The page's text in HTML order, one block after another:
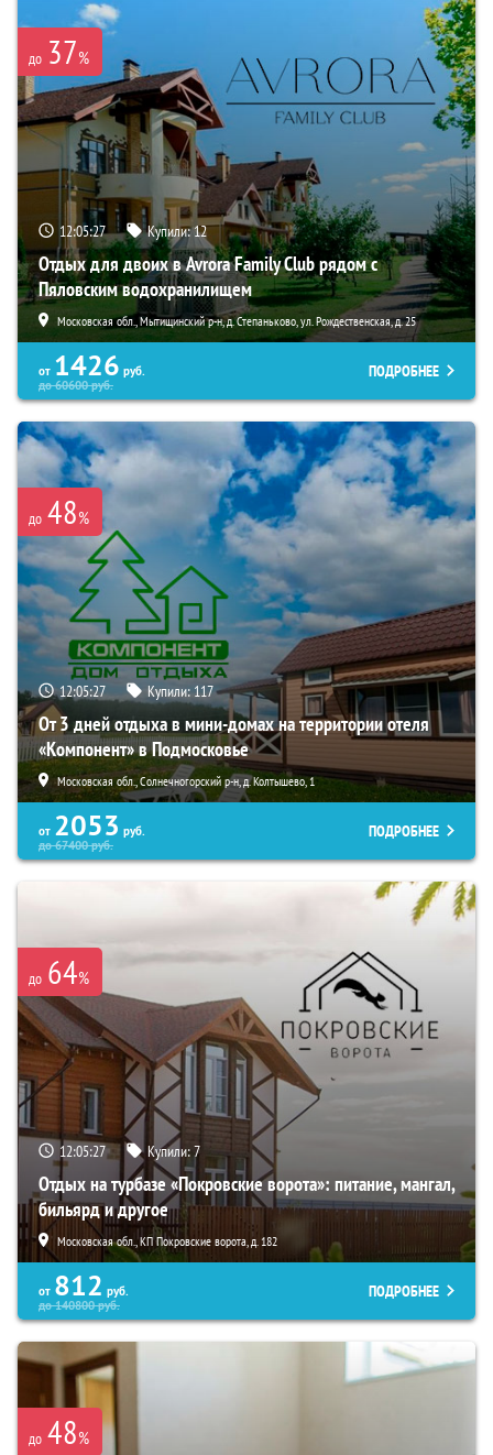
до 37%
12:05:26 Купили:12
Отдых для двоих в Avrora Family Club рядом с
Пяловским водохранилищем
Московская обл., Мытищинский р-н, д. Степаньково, ул. Рождественская, д. 25
от 1426 руб.
до60600руб.
ПОДРОБНЕЕ
до 48%
12:05:26 Купили: 117
От 3 дней отдыха в мини-домах на территории отеля
«Компонент» в Подмосковье
Московская обл., Солнечногорский р-н, д. Колтышево, 1
от 2053 руб.
до67400руб.
ПОДРОБНЕЕ
до 64%
12:05:26 Купили:7
Отдых на турбазе «Покровские ворота»: питание, мангал,
бильярд и другое
Московская обл., КП Покровские ворота, д. 182
от 812 руб.
до140800руб.
ПОДРОБНЕЕ
до 48%